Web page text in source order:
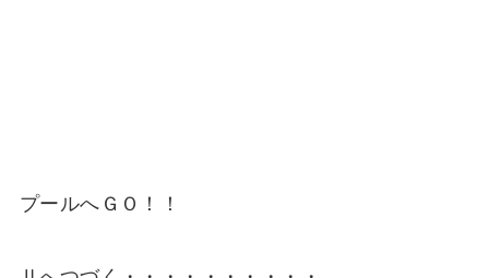
プールへＧＯ！！